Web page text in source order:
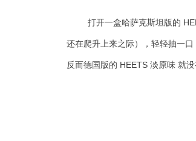
打开一盒哈萨克斯坦版的
还在爬升上来之际），轻轻抽一
反而德国版的 HEETS 淡原味 就